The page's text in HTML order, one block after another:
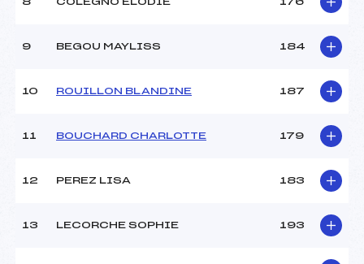
8 COLEGNO ELODIE 176
9 BEGOU MAYLISS 184
10 ROUILLON BLANDINE 187
11 BOUCHARD CHARLOTTE 179
12 PEREZ LISA 183
13 LECORCHE SOPHIE 193